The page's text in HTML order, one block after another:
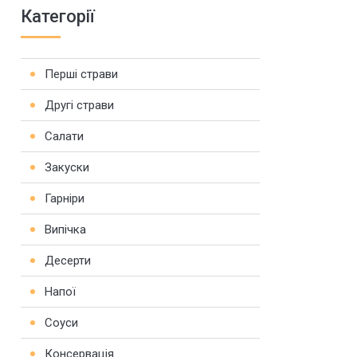
Категорії
Перші страви
Другі страви
Салати
Закуски
Гарніри
Випічка
Десерти
Напої
Соуси
Консервація